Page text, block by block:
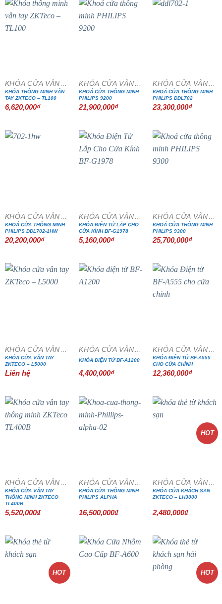
KHÓA THÔNG MINH VÂN
TAY ZKTECO – TL100
6,620,000₫
KHOÁ CỬA THÔNG MINH
PHILIPS 9200
21,900,000₫
KHOÁ CỬA THÔNG MINH
PHILIPS DDL702
23,300,000₫
KHOÁ CỬA THÔNG MINH
PHILIPS DDL702-1HW
20,200,000₫
KHÓA ĐIỆN TỬ LẮP CHO
CỬA KÍNH BF-G1978
5,160,000₫
KHOÁ CỬA THÔNG MINH
PHILIPS 9300
25,700,000₫
KHÓA CỬA VÂN TAY
ZKTECO – L5000
Liên hệ
KHÓA ĐIỆN TỬ BF-A1200
4,400,000₫
KHÓA ĐIỆN TỬ BF-A555
CHO CỬA CHÍNH
12,360,000₫
KHÓA CỬA VÂN TAY
THÔNG MINH ZKTECO
TL400B
5,520,000₫
KHÓA CỬA THÔNG MINH
PHILIPS ALPHA
16,500,000₫
HOT
KHÓA CỬA KHÁCH SẠN
ZKTECO – LH3000
2,480,000₫
HOT HOT